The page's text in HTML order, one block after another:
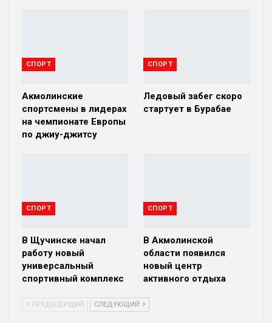
СПОРТ
Акмолинские
спортсмены в лидерах
на чемпионате Европы
по джиу-джитсу
СПОРТ
Ледовый забег скоро
стартует в Бурабае
СПОРТ
В Щучинске начал
работу новый
универсальный
спортивный комплекс
СПОРТ
В Акмолинской
области появился
новый центр
активного отдыха
ПРЕДЫДУЩИЙ СЛЕДУЮЩИЙ